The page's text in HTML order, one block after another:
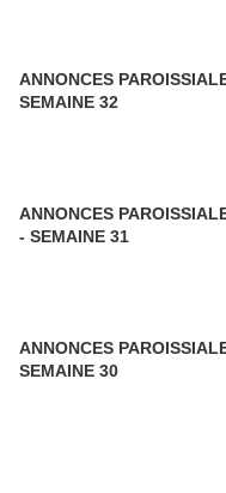
ANNONCES
SEMAINE 32
ANNONCES
- SEMAINE 31
ANNONCES
SEMAINE 30